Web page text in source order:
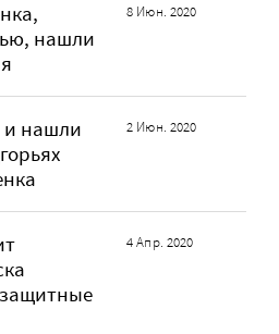
нашли
8 Июн. 2020
и нашли
2 Июн. 2020
4 Апр. 2020